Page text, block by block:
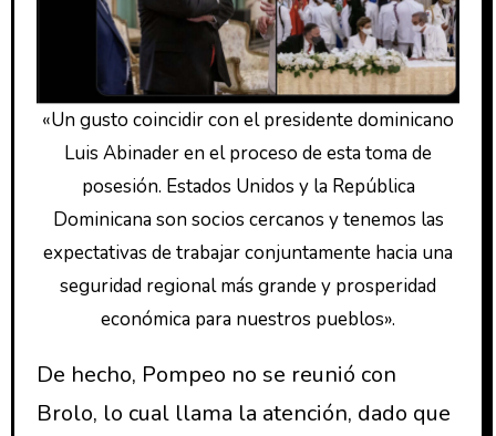
«Un gusto coincidir con el presidente dominicano
Luis Abinader en el proceso de esta toma de
posesión. Estados Unidos y la República
Dominicana son socios cercanos y tenemos las
expectativas de trabajar conjuntamente hacia una
seguridad regional más grande y prosperidad
económica para nuestros pueblos».
De hecho, Pompeo no se reunió con
Brolo, lo cual llama la atención, dado que